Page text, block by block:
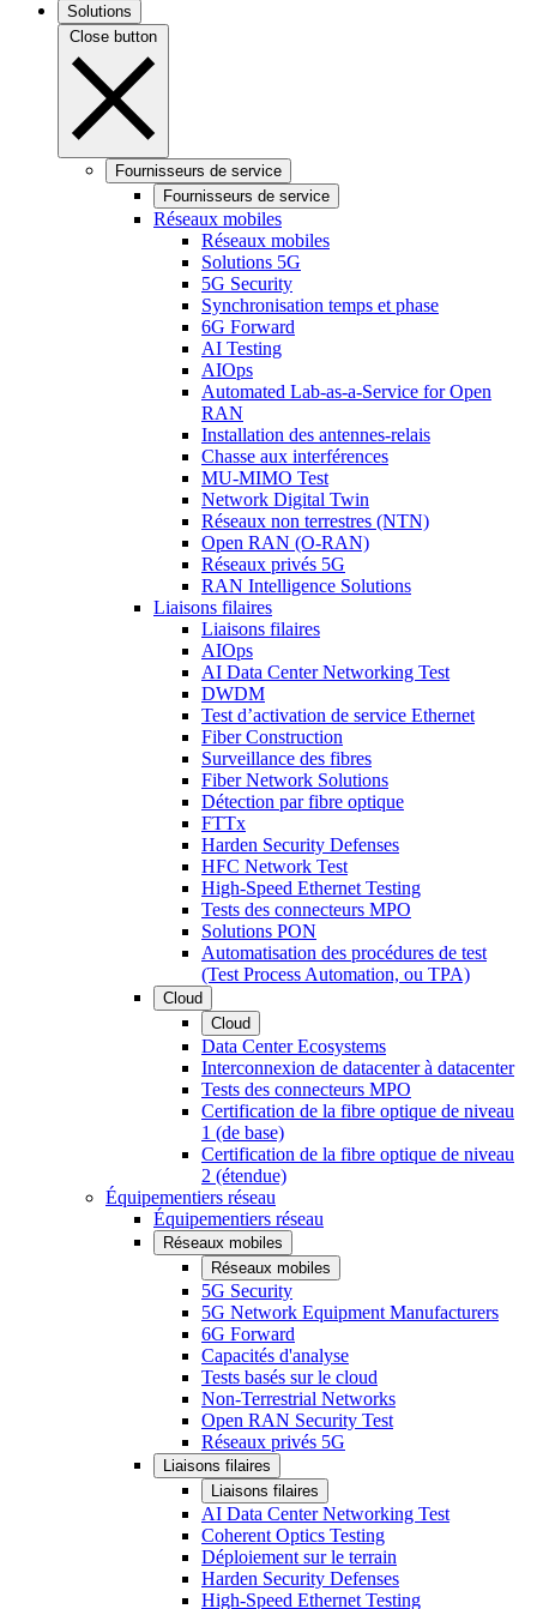
Solutions
Close button
Fournisseurs de service
Fournisseurs de service
Réseaux mobiles
Réseaux mobiles
Solutions 5G
5G Security
Synchronisation temps et phase
6G Forward
AI Testing
AIOps
Automated Lab-as-a-Service for Open
RAN
Installation des antennes-relais
Chasse aux interférences
MU-MIMO Test
Network Digital Twin
Réseaux non terrestres (NTN)
Open RAN (O-RAN)
Réseaux privés 5G
RAN Intelligence Solutions
Liaisons filaires
Liaisons filaires
AIOps
AI Data Center Networking Test
DWDM
Test d’activation de service Ethernet
Fiber Construction
Surveillance des fibres
Fiber Network Solutions
Détection par fibre optique
FTTx
Harden Security Defenses
HFC Network Test
High-Speed Ethernet Testing
Tests des connecteurs MPO
Solutions PON
Automatisation des procédures de test
(Test Process Automation, ou TPA)
Cloud
Cloud
Data Center Ecosystems
Interconnexion de datacenter à datacenter
Tests des connecteurs MPO
Certification de la fibre optique de niveau
1 (de base)
Certification de la fibre optique de niveau
2 (étendue)
Équipementiers réseau
Équipementiers réseau
Réseaux mobiles
Réseaux mobiles
5G Security
5G Network Equipment Manufacturers
6G Forward
Capacités d'analyse
Tests basés sur le cloud
Non-Terrestrial Networks
Open RAN Security Test
Réseaux privés 5G
Liaisons filaires
Liaisons filaires
AI Data Center Networking Test
Coherent Optics Testing
Déploiement sur le terrain
Harden Security Defenses
High-Speed Ethernet Testing